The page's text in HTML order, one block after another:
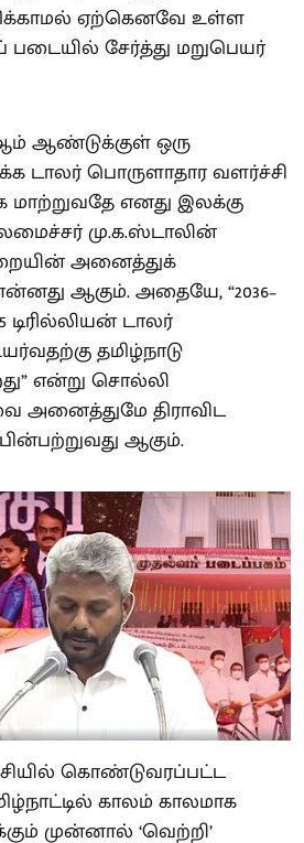
ஏற்கெனவே உள்ள
சேர்த்து மறுபெயர்
ஆண்டுக்குள் ஒரு
டாலர் பொருளாதார வளர்ச்சி
எனது இலக்கு
மு.க.ஸ்டாலின்
அனைத்துக்
ஆகும். அதையே, “2036–
டாலர்
தமிழ்நாடு
என்று சொல்லி
அனைத்துமே திராவிட
ஆகும்.
கொண்டுவரப்பட்ட
காலம் காலமாக
முன்னால் ‘வெற்றி’